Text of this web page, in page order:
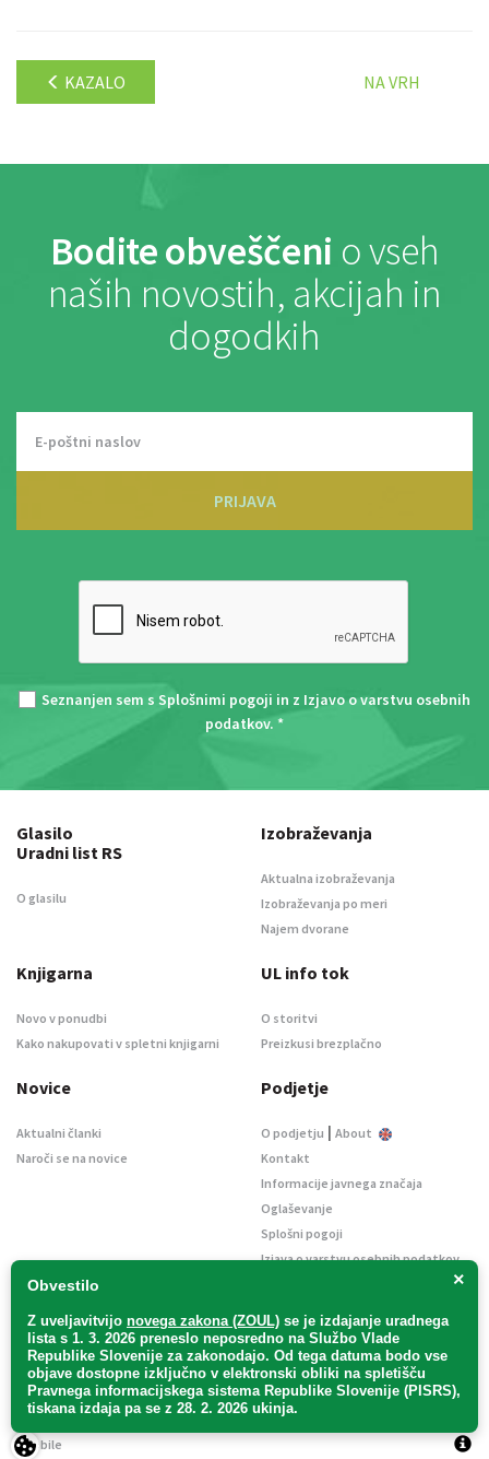
KAZALO NA VRH
Bodite obveščeni o vseh
naših novostih, akcijah in
dogodkih
PRIJAVA
Seznanjen sem s Splošnimi pogoji in z Izjavo o varstvu osebnih
podatkov. *
×
Obvestilo
Z uveljavitvijo novega zakona (ZOUL) se je izdajanje uradnega
lista s 1. 3. 2026 preneslo neposredno na Službo Vlade
Republike Slovenije za zakonodajo. Od tega datuma bodo vse
objave dostopne izključno v elektronski obliki na spletišču
Pravnega informacijskega sistema Republike Slovenije (PISRS),
tiskana izdaja pa se z 28. 2. 2026 ukinja.
Glasilo
Uradni list RS
O glasilu
Izobraževanja
Aktualna izobraževanja
Izobraževanja po meri
Najem dvorane
Knjigarna
Novo v ponudbi
Kako nakupovati v spletni knjigarni
UL info tok
O storitvi
Preizkusi brezplačno
Novice
Aktualni članki
Naroči se na novice
Podjetje
O podjetju | About
Kontakt
Informacije javnega značaja
Oglaševanje
Splošni pogoji
Izjava o varstvu osebnih podatkov
Uradni list d. o. o. – v likvidaciji / Vse pravice pridržane.
2Mobile